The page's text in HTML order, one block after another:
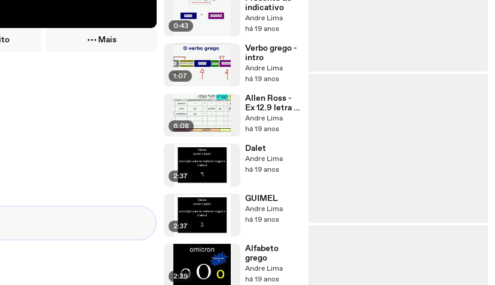
Mais
0:43
indicativo
Andre Lima
há 19 anos
1:07
Verbo grego -
intro
Andre Lima
há 19 anos
6:08
Allen Ross -
Ex 12.9 letra b
1
Andre Lima
há 19 anos
2:37
Dalet
Andre Lima
há 19 anos
2:37
GUIMEL
Andre Lima
há 19 anos
2:29
Alfabeto
grego
Andre Lima
há 19 anos